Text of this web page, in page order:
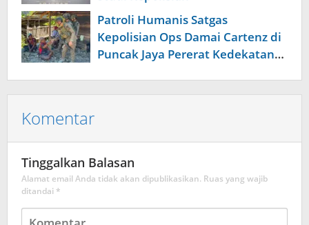
Patroli Humanis Satgas
Kepolisian Ops Damai Cartenz di
Puncak Jaya Pererat Kedekatan
Komentar
Tinggalkan Balasan
Alamat email Anda tidak akan dipublikasikan. Ruas yang wajib
ditandai *